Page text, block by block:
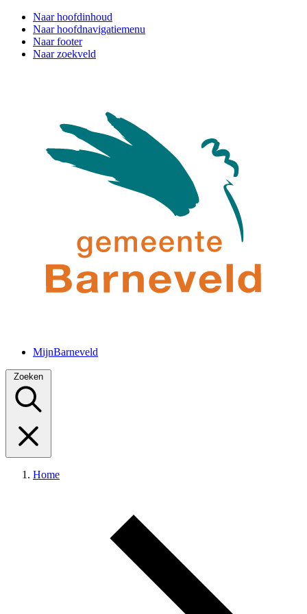
Naar hoofdinhoud
Naar hoofdnavigatiemenu
Naar footer
Naar zoekveld
MijnBarneveld
Zoeken
Home